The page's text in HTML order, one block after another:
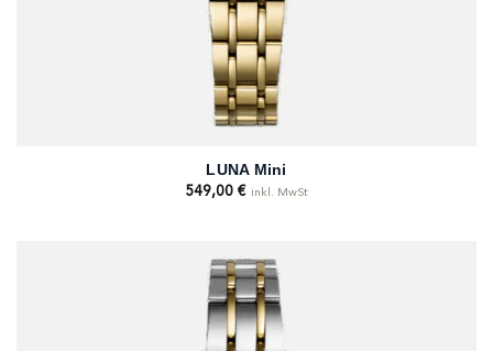
LUNA Mini
549,00 € inkl. MwSt